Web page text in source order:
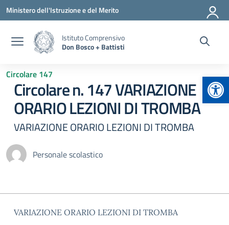
Vai ai contenuti
Vai al menu di navigazione
Vai al footer
Ministero dell'Istruzione e del Merito
Istituto Comprensivo
Don Bosco + Battisti
Circolare 147
Circolare n. 147 VARIAZIONE
ORARIO LEZIONI DI TROMBA
VARIAZIONE ORARIO LEZIONI DI TROMBA
Personale scolastico
VARIAZIONE ORARIO LEZIONI DI TROMBA